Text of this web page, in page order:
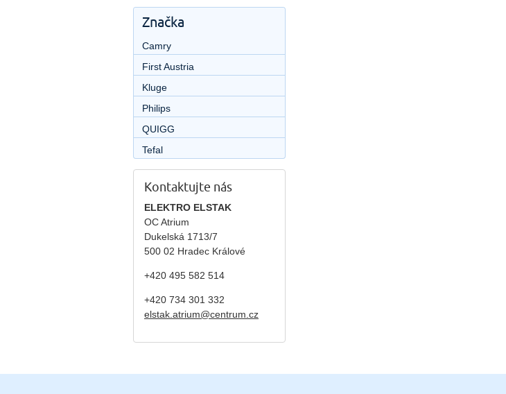
Značka
Camry
First Austria
Kluge
Philips
QUIGG
Tefal
Kontaktujte nás
ELEKTRO ELSTAK
OC Atrium
Dukelská 1713/7
500 02 Hradec Králové
+420 495 582 514
+420 734 301 332
elstak.atrium@centrum.cz